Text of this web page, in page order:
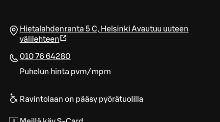
Hietalahdenranta 5 C, Helsinki Avautuu uuteen
välilehteen
010 76 64280
Puhelun hinta pvm/mpm
Ravintolaan on pääsy pyörätuolilla